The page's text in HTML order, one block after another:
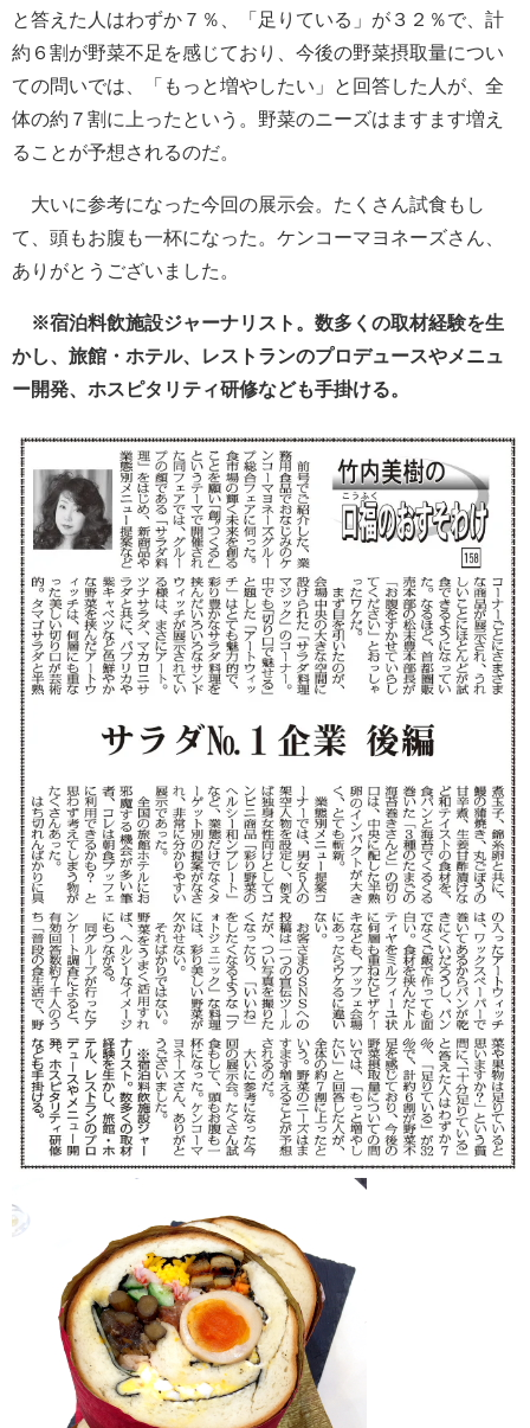
と答えた人はわずか７％、「足りている」が３２％で、計
約６割が野菜不足を感じており、今後の野菜摂取量につい
ての問いでは、「もっと増やしたい」と回答した人が、全
体の約７割に上ったという。野菜のニーズはますます増え
ることが予想されるのだ。
大いに参考になった今回の展示会。たくさん試食もし
て、頭もお腹も一杯になった。ケンコーマヨネーズさん、
ありがとうございました。
※宿泊料飲施設ジャーナリスト。数多くの取材経験を生
かし、旅館・ホテル、レストランのプロデュースやメニュ
ー開発、ホスピタリティ研修なども手掛ける。